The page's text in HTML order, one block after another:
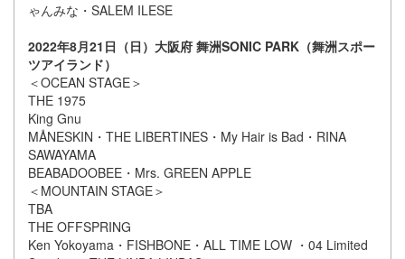
ゃんみな・SALEM ILESE
2022年8月21日（日）大阪府 舞洲SONIC PARK（舞洲スポー
ツアイランド）
＜OCEAN STAGE＞
THE 1975
King Gnu
MÅNESKIN・THE LIBERTINES・My Hair is Bad・RINA
SAWAYAMA
BEABADOOBEE・Mrs. GREEN APPLE
＜MOUNTAIN STAGE＞
TBA
THE OFFSPRING
Ken Yokoyama・FISHBONE・ALL TIME LOW ・04 Limited